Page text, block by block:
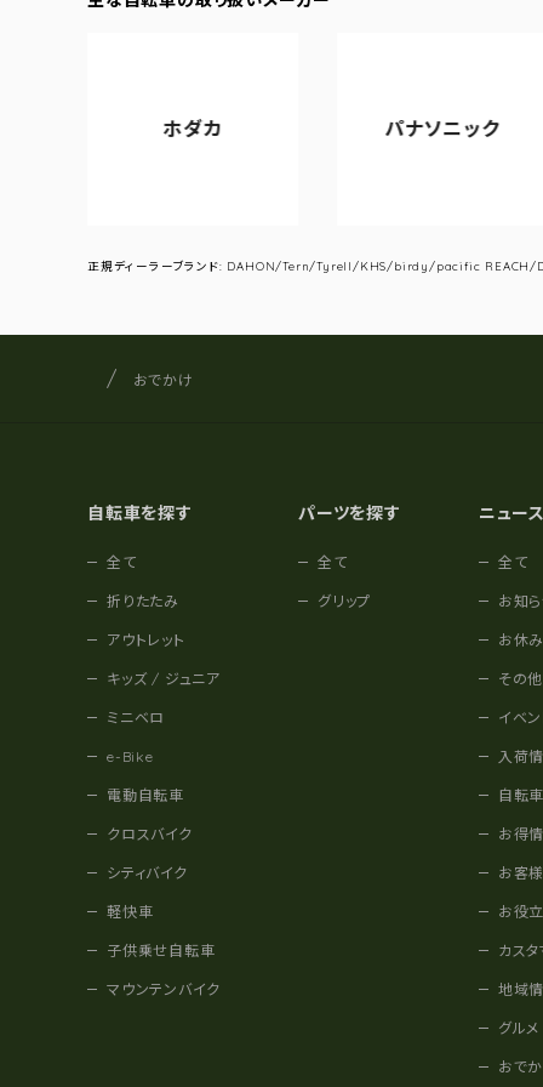
ホダカ パナソニック
正規ディーラーブランド: DAHON/Tern/Tyrell/KHS/birdy/pacific
サイト内の現在地
サイクルショップナカゴヤ
おでかけ
自転車を探す
全て
折りたたみ
アウトレット
キッズ / ジュニア
ミニベロ
e-Bike
電動自転車
クロスバイク
シティバイク
軽快車
子供乗せ自転車
マウンテンバイク
パーツを探す
全て
グリップ
ニュー
全て
お知
お休
その
イベン
入荷
自転
お得
お客様
お役
カス
地域
グルメ
おで